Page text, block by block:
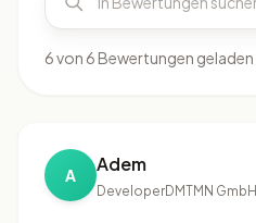
6 von 6 Bewertungen geladen
A Adem
DeveloperDMTMN GmbH